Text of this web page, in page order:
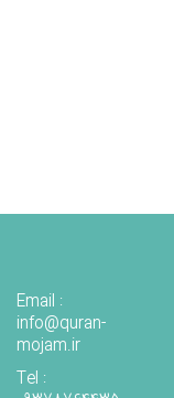
Email :
info@quran-
mojam.ir
Tel :